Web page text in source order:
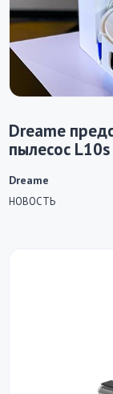
Dreame
пылесос
НОВОСТЬ
Dreame